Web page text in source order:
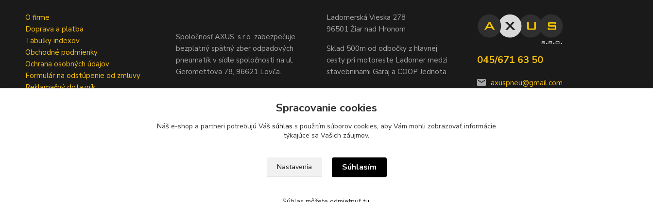
O firme
Doprava a platba
Tabuľky indexov
Obchodné podmienky
Ochrana osobných údajov
Formulár na odstúpenie od zmluvy
Reklamačný dotazník
Spoločnosť AXUS, s.r.o. zabezpečuje
bezplatný spätný zber odpadových
pneumatík v sídle spoločnosti na ul.
Geromettova 78, 96621 Lovča.
Ladomerská Vieska 278
96501 Žiar nad Hronom
Sklad 500m od odbočky z hlavnej
cesty pri motoreste Ladomer medzi
stavebninami Garaj a COOP Jednota
045/671 63 50
axuspneu@gmail.com
Spracovanie cookies
Náš e-shop a partneri potrebujú Váš súhlas s použitím súborov cookies, aby Vám mohli zobrazovať informácie
týkajúce sa Vašich záujmov.
Nastavenia Súhlasím